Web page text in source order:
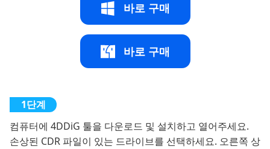
바로 구매
바로 구매
컴퓨터에 4DDiG 툴을 다운로드 및 설치하고 열어주세요.
손상된 CDR 파일이 있는 드라이브를 선택하세요. 오른쪽 상